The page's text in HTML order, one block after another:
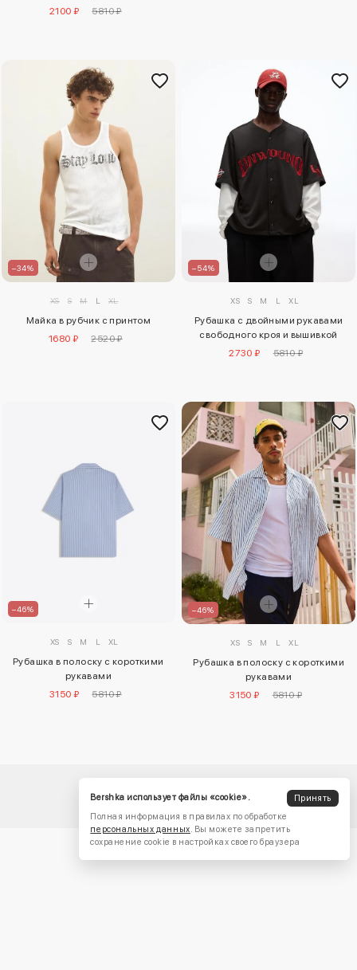
2100 ₽
5810 ₽
–34%
XS S M L XL
Майка в рубчик с принтом
1680 ₽
2520 ₽
–54%
XS S M L XL
Рубашка с двойными рукавами
свободного кроя и вышивкой
2730 ₽
5810 ₽
–46%
XS S M L XL
Рубашка в полоску с короткими
рукавами
3150 ₽
5810 ₽
–46%
XS S M L XL
Рубашка в полоску с короткими
рукавами
3150 ₽
5810 ₽
Bershka использует файлы «cookie».
Принять
Полная информация в правилах по обработке
персональных данных. Вы можете запретить
сохранение cookie в настройках своего браузера